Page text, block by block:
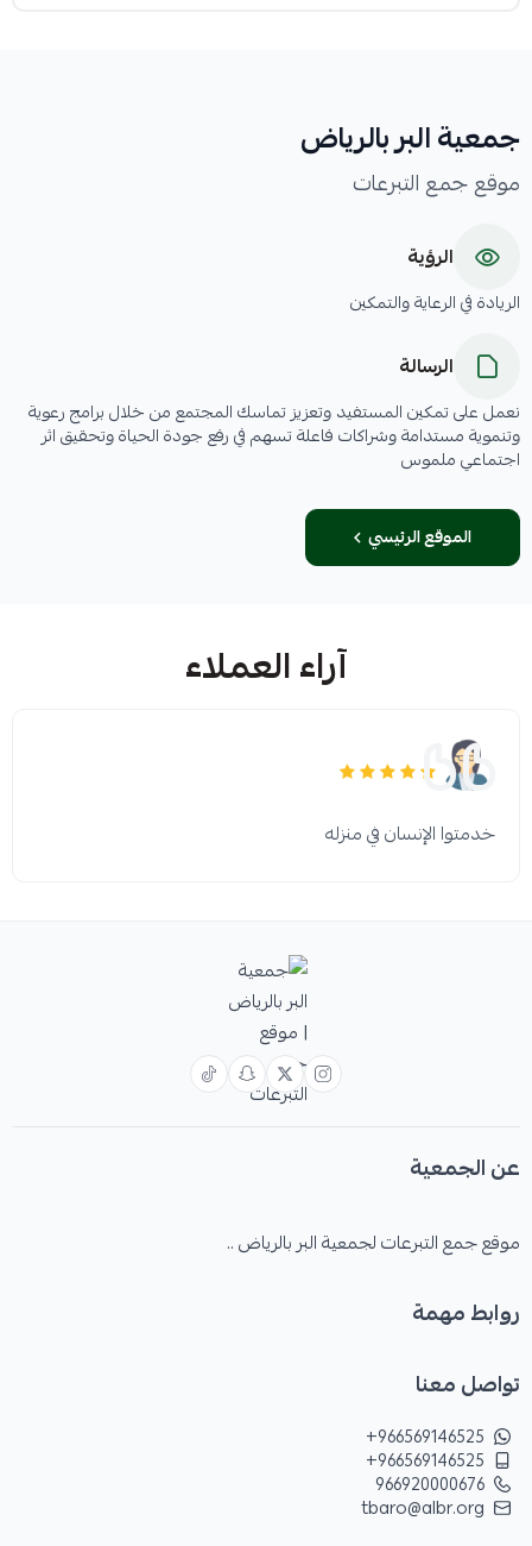
مبلغ المساهمة
جمعية البر بالرياض
موقع جمع التبرعات
الرؤية
الريادة في الرعاية والتمكين
الرسالة
نعمل على تمكين المستفيد وتعزيز تماسك المجتمع من خلال برامج رعوية
وتنموية مستدامة وشراكات فاعلة تسهم في رفع جودة الحياة وتحقيق اثر
اجتماعي ملموس
الموقع الرئيسي
آراء العملاء
خدمتوا الإنسان في منزله
عن الجمعية
موقع جمع التبرعات لجمعية البر بالرياض ..
روابط مهمة
تواصل معنا
+966569146525
+966569146525
966920000676
tbaro@albr.org